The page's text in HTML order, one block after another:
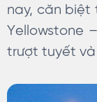
nay, căn biệt
Yellowstone
trượt tuyết và